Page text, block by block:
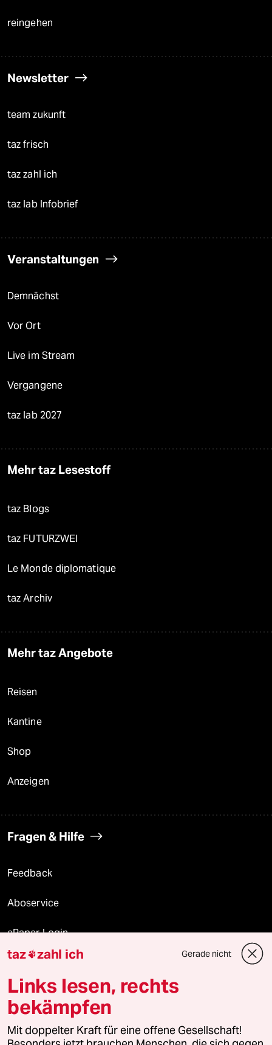
reingehen
Newsletter
team zukunft
taz frisch
taz zahl ich
taz lab Infobrief
Veranstaltungen
Demnächst
Vor Ort
Live im Stream
Vergangene
taz lab 2027
Mehr taz Lesestoff
taz Blogs
taz FUTURZWEI
Le Monde diplomatique
taz Archiv
Mehr taz Angebote
Reisen
Kantine
Shop
Anzeigen
Fragen & Hilfe
Feedback
Aboservice
ePaper Login
Downloads für Abonnierende
© 2026 taz Verlags und Vertriebs GmbH
Alle Rechte vorbehalten. Bei rechtlichen Fragen oder für Genehmigungen
wenden Sie sich bitte an lizenzen@taz.de
taz zahl ich Gerade nicht
Links lesen, rechts
bekämpfen
Mit doppelter Kraft für eine offene Gesellschaft!